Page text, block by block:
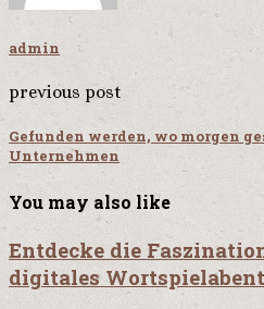
admin
previous post
Gefunden werden, wo morgen
Unternehmen
You may also like
Entdecke die
digitales